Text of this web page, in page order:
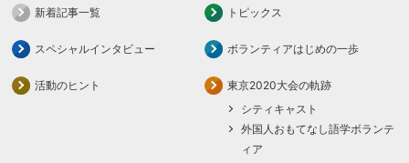
新着記事一覧 トピックス
スペシャルインタビュー ボランティアはじめの一歩
活動のヒント
東京2020大会の軌跡
シティキャスト
外国人おもてなし語学ボランテ
ィア